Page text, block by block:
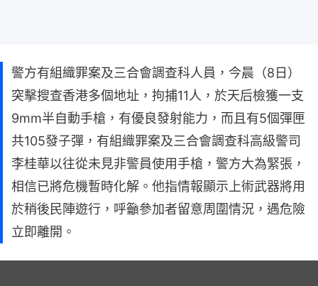
警方有組織罪案及三合會調查科人員，今晨（8日）
突擊搜查香港多個地址，拘捕11人，於天后檢獲一支
9mm半自動手槍，有優良發射能力，而且有5個彈匣
共105發子彈，有組織罪案及三合會調查科高級警司
李桂華以往從未見非警員使用手槍，警方大為緊張，
相信已將危機暫時化解。他指情報顯示上術武器將用
於稍後民陣遊行，呼籲參加者留意周圍情況，遇危險
立即離開。